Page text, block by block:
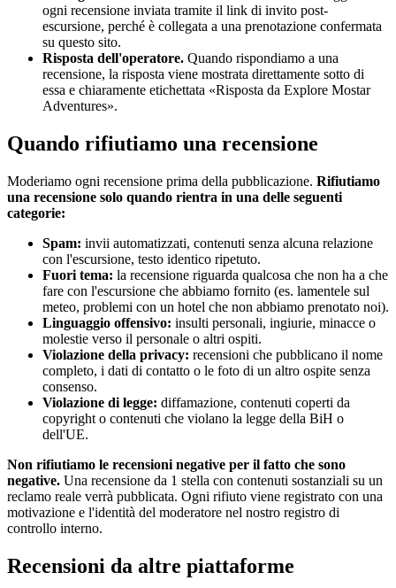
ogni recensione inviata tramite il link di invito post-
escursione, perché è collegata a una prenotazione confermata
su questo sito.
Risposta dell'operatore. Quando rispondiamo a una
recensione, la risposta viene mostrata direttamente sotto di
essa e chiaramente etichettata «Risposta da Explore Mostar
Adventures».
Quando rifiutiamo una recensione
Moderiamo ogni recensione prima della pubblicazione. Rifiutiamo
una recensione solo quando rientra in una delle seguenti
categorie:
Spam: invii automatizzati, contenuti senza alcuna relazione
con l'escursione, testo identico ripetuto.
Fuori tema: la recensione riguarda qualcosa che non ha a che
fare con l'escursione che abbiamo fornito (es. lamentele sul
meteo, problemi con un hotel che non abbiamo prenotato noi).
Linguaggio offensivo: insulti personali, ingiurie, minacce o
molestie verso il personale o altri ospiti.
Violazione della privacy: recensioni che pubblicano il nome
completo, i dati di contatto o le foto di un altro ospite senza
consenso.
Violazione di legge: diffamazione, contenuti coperti da
copyright o contenuti che violano la legge della BiH o
dell'UE.
Non rifiutiamo le recensioni negative per il fatto che sono
negative. Una recensione da 1 stella con contenuti sostanziali su un
reclamo reale verrà pubblicata. Ogni rifiuto viene registrato con una
motivazione e l'identità del moderatore nel nostro registro di
controllo interno.
Recensioni da altre piattaforme